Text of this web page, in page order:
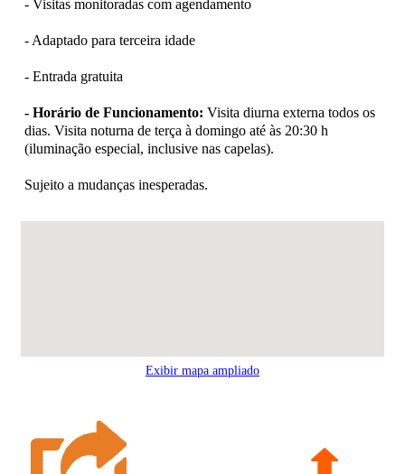
- Visitas monitoradas com agendamento
- Adaptado para terceira idade
- Entrada gratuita
- Horário de Funcionamento: Visita diurna externa todos os
dias. Visita noturna de terça à domingo até às 20:30 h
(iluminação especial, inclusive nas capelas).
Sujeito a mudanças inesperadas.
Exibir mapa ampliado